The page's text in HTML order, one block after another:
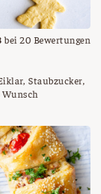
bei20 Bewertungen
Staubzucker,